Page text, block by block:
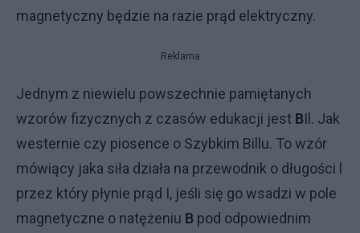
magnetyczny będzie na razie prąd elektryczny.
Reklama
Jednym z niewielu powszechnie pamiętanych
wzorów fizycznych z czasów edukacji jest BIl. Jak
westernie czy piosence o Szybkim Billu. To wzór
mówiący jaka siła działa na przewodnik o długości l
przez który płynie prąd I, jeśli się go wsadzi w pole
magnetyczne o natężeniu B pod odpowiednim